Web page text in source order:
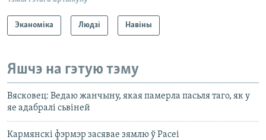
Эканоміка Людзі Навіны
Яшчэ на гэтую тэму
Вясковец: Ведаю жанчыну, якая памерла пасьля таго, як у
яе адабралі сьвіней
Кармянскі фэрмэр засявае зямлю ў Расеі